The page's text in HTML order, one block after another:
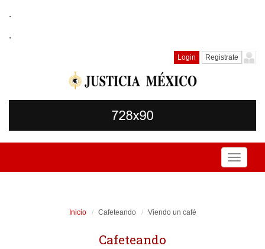
.
.
Login Registrate
Toggle
Inicio Cafeteando Viendo un café
Cafeteando